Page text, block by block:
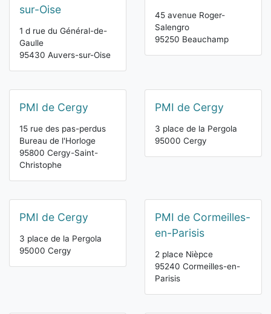
sur-Oise
1 d rue du Général-de-
Gaulle
95430 Auvers-sur-Oise
45 avenue Roger-
Salengro
95250 Beauchamp
PMI de Cergy
15 rue des pas-perdus
Bureau de l'Horloge
95800 Cergy-Saint-
Christophe
PMI de Cergy
3 place de la Pergola
95000 Cergy
PMI de Cergy
3 place de la Pergola
95000 Cergy
PMI de Cormeilles-
en-Parisis
2 place Nièpce
95240 Cormeilles-en-
Parisis